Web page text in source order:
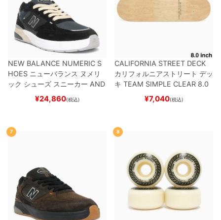
NEW BALANCE NUMERIC S
HOES ニューバランス ヌメリ
ック シューズ スニーカー AND
REW REYNOLDS 933
BLACK/NAVYスケートボ
¥24,860(税込)
CALIFORNIA STREET DECK
カリフォルニアストリート デッ
キ TEAM SIMPLE CLEAR 8.0
ブランク（DSM）
ード スケボー
¥7,040(税込)
7 8